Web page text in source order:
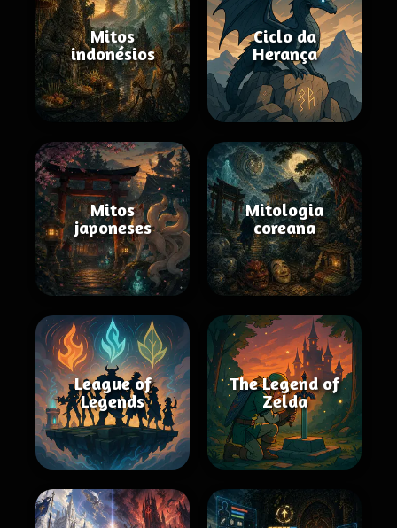
Mitos
indonésios
Ciclo da
Herança
Mitos
japoneses
Mitologia
coreana
League of
Legends
The Legend of
Zelda